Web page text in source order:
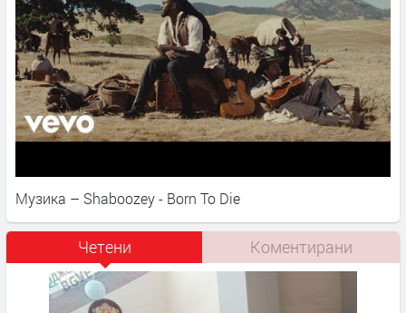
Музика – Shaboozey - Born To Die
Четени Коментирани